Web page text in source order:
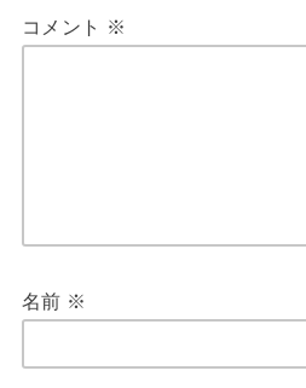
コメント ※
名前 ※